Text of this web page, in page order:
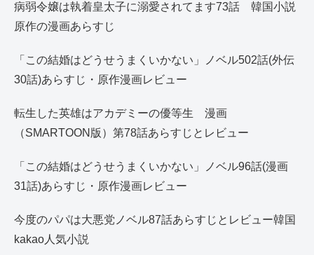
病弱令嬢は執着皇太子に溺愛されてます73話 韓国小説
原作の漫画あらすじ
「この結婚はどうせうまくいかない」ノベル502話(外伝
30話)あらすじ・原作漫画レビュー
転生した英雄はアカデミーの優等生 漫画
（SMARTOON版）第78話あらすじとレビュー
「この結婚はどうせうまくいかない」ノベル96話(漫画
31話)あらすじ・原作漫画レビュー
今度のパパは大悪党ノベル87話あらすじとレビュー韓国
kakao人気小説